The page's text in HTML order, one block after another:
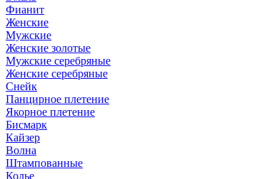
Фианит
Женские
Мужские
Женские золотые
Мужские серебряные
Женские серебряные
Снейк
Панцирное плетение
Якорное плетение
Бисмарк
Кайзер
Волна
Штампованные
Колье